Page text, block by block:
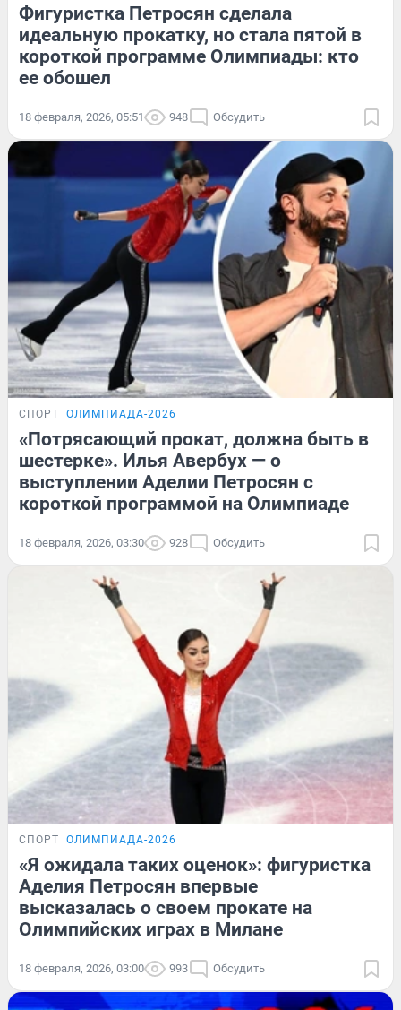
Фигуристка Петросян сделала
идеальную прокатку, но стала пятой в
короткой программе Олимпиады: кто
ее обошел
18 февраля, 2026, 05:51 948 Обсудить
СПОРТ ОЛИМПИАДА-2026
«Потрясающий прокат, должна быть в
шестерке». Илья Авербух — о
выступлении Аделии Петросян с
короткой программой на Олимпиаде
18 февраля, 2026, 03:30 928 Обсудить
СПОРТ ОЛИМПИАДА-2026
«Я ожидала таких оценок»: фигуристка
Аделия Петросян впервые
высказалась о своем прокате на
Олимпийских играх в Милане
18 февраля, 2026, 03:00 993 Обсудить